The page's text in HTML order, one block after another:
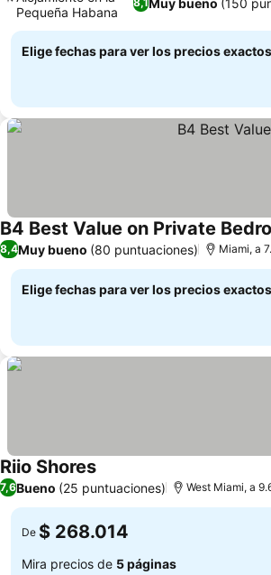
Pequeña Habana
Elige fechas para ver los precios exactos
B4 Best Value on Private
8,4Muy bueno (80 puntuaciones) Miami, a
Elige fechas para ver los precios exactos
Riio ShoresVer precios
7,6Bueno (25 puntuaciones) West Miami, a
De $ 268.014
Mira precios de 5 páginas